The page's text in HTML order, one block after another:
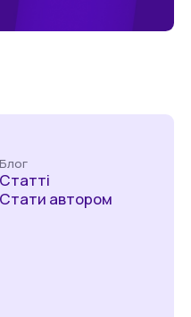
Блог
Статті
Стати автором